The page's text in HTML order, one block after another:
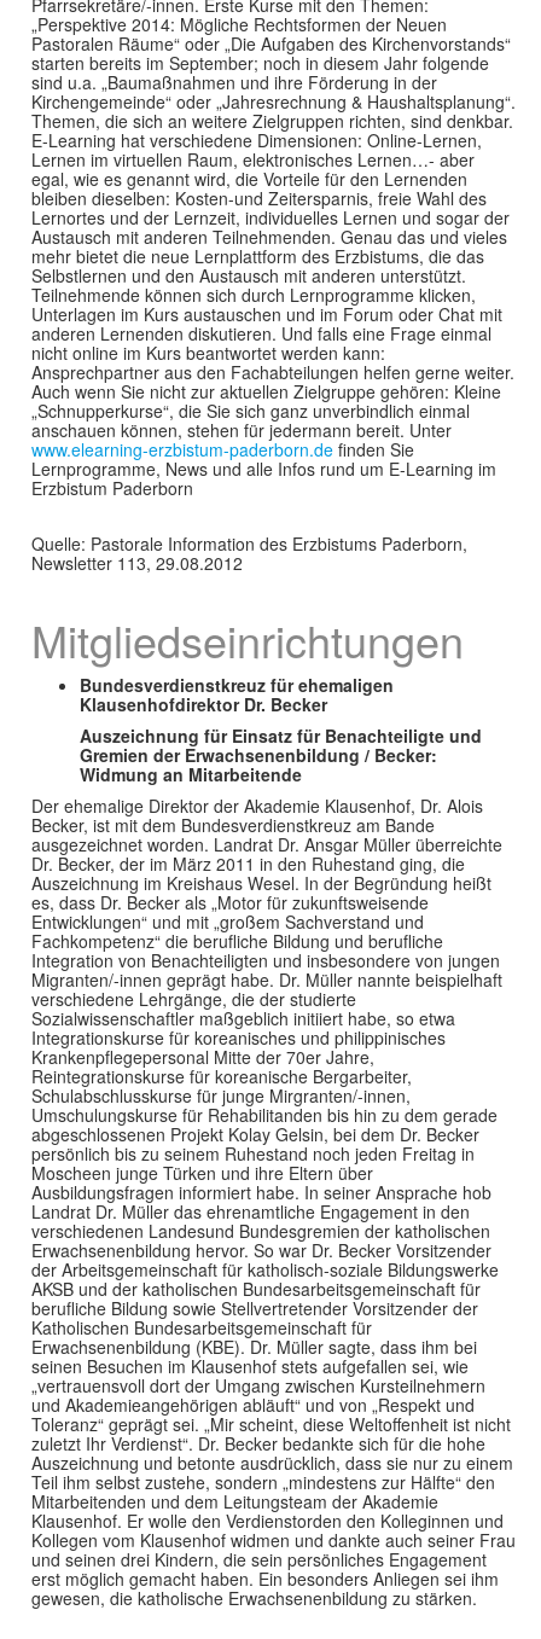
Pfarrsekretäre/-innen. Erste Kurse mit den Themen:
„Perspektive 2014: Mögliche Rechtsformen der Neuen
Pastoralen Räume“ oder „Die Aufgaben des Kirchenvorstands“
starten bereits im September; noch in diesem Jahr folgende
sind u.a. „Baumaßnahmen und ihre Förderung in der
Kirchengemeinde“ oder „Jahresrechnung & Haushaltsplanung“.
Themen, die sich an weitere Zielgruppen richten, sind denkbar.
E-Learning hat verschiedene Dimensionen: Online-Lernen,
Lernen im virtuellen Raum, elektronisches Lernen…- aber
egal, wie es genannt wird, die Vorteile für den Lernenden
bleiben dieselben: Kosten-und Zeitersparnis, freie Wahl des
Lernortes und der Lernzeit, individuelles Lernen und sogar der
Austausch mit anderen Teilnehmenden. Genau das und vieles
mehr bietet die neue Lernplattform des Erzbistums, die das
Selbstlernen und den Austausch mit anderen unterstützt.
Teilnehmende können sich durch Lernprogramme klicken,
Unterlagen im Kurs austauschen und im Forum oder Chat mit
anderen Lernenden diskutieren. Und falls eine Frage einmal
nicht online im Kurs beantwortet werden kann:
Ansprechpartner aus den Fachabteilungen helfen gerne weiter.
Auch wenn Sie nicht zur aktuellen Zielgruppe gehören: Kleine
„Schnupperkurse“, die Sie sich ganz unverbindlich einmal
anschauen können, stehen für jedermann bereit. Unter
www.elearning-erzbistum-paderborn.de finden Sie
Lernprogramme, News und alle Infos rund um E-Learning im
Erzbistum Paderborn
Quelle: Pastorale Information des Erzbistums Paderborn,
Newsletter 113, 29.08.2012
Mitgliedseinrichtungen
Bundesverdienstkreuz für ehemaligen
Klausenhofdirektor Dr. Becker
Auszeichnung für Einsatz für Benachteiligte und
Gremien der Erwachsenenbildung / Becker:
Widmung an Mitarbeitende
Der ehemalige Direktor der Akademie Klausenhof, Dr. Alois
Becker, ist mit dem Bundesverdienstkreuz am Bande
ausgezeichnet worden. Landrat Dr. Ansgar Müller überreichte
Dr. Becker, der im März 2011 in den Ruhestand ging, die
Auszeichnung im Kreishaus Wesel. In der Begründung heißt
es, dass Dr. Becker als „Motor für zukunftsweisende
Entwicklungen“ und mit „großem Sachverstand und
Fachkompetenz“ die berufliche Bildung und berufliche
Integration von Benachteiligten und insbesondere von jungen
Migranten/-innen geprägt habe. Dr. Müller nannte beispielhaft
verschiedene Lehrgänge, die der studierte
Sozialwissenschaftler maßgeblich initiiert habe, so etwa
Integrationskurse für koreanisches und philippinisches
Krankenpflegepersonal Mitte der 70er Jahre,
Reintegrationskurse für koreanische Bergarbeiter,
Schulabschlusskurse für junge Mirgranten/-innen,
Umschulungskurse für Rehabilitanden bis hin zu dem gerade
abgeschlossenen Projekt Kolay Gelsin, bei dem Dr. Becker
persönlich bis zu seinem Ruhestand noch jeden Freitag in
Moscheen junge Türken und ihre Eltern über
Ausbildungsfragen informiert habe. In seiner Ansprache hob
Landrat Dr. Müller das ehrenamtliche Engagement in den
verschiedenen Landesund Bundesgremien der katholischen
Erwachsenenbildung hervor. So war Dr. Becker Vorsitzender
der Arbeitsgemeinschaft für katholisch-soziale Bildungswerke
AKSB und der katholischen Bundesarbeitsgemeinschaft für
berufliche Bildung sowie Stellvertretender Vorsitzender der
Katholischen Bundesarbeitsgemeinschaft für
Erwachsenenbildung (KBE). Dr. Müller sagte, dass ihm bei
seinen Besuchen im Klausenhof stets aufgefallen sei, wie
„vertrauensvoll dort der Umgang zwischen Kursteilnehmern
und Akademieangehörigen abläuft“ und von „Respekt und
Toleranz“ geprägt sei. „Mir scheint, diese Weltoffenheit ist nicht
zuletzt Ihr Verdienst“. Dr. Becker bedankte sich für die hohe
Auszeichnung und betonte ausdrücklich, dass sie nur zu einem
Teil ihm selbst zustehe, sondern „mindestens zur Hälfte“ den
Mitarbeitenden und dem Leitungsteam der Akademie
Klausenhof. Er wolle den Verdienstorden den Kolleginnen und
Kollegen vom Klausenhof widmen und dankte auch seiner Frau
und seinen drei Kindern, die sein persönliches Engagement
erst möglich gemacht haben. Ein besonders Anliegen sei ihm
gewesen, die katholische Erwachsenenbildung zu stärken.